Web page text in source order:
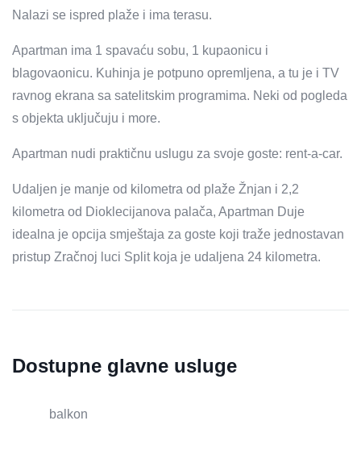
Nalazi se ispred plaže i ima terasu.
Apartman ima 1 spavaću sobu, 1 kupaonicu i
blagovaonicu. Kuhinja je potpuno opremljena, a tu je i TV
ravnog ekrana sa satelitskim programima. Neki od pogleda
s objekta uključuju i more.
Apartman nudi praktičnu uslugu za svoje goste: rent-a-car.
Udaljen je manje od kilometra od plaže Žnjan i 2,2
kilometra od Dioklecijanova palača, Apartman Duje
idealna je opcija smještaja za goste koji traže jednostavan
pristup Zračnoj luci Split koja je udaljena 24 kilometra.
Dostupne glavne usluge
balkon